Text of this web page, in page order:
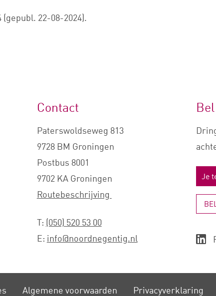
(gepubl. 22-08-2024).
Contact
Paterswoldseweg 813
9728 BM Groningen
Postbus 8001
9702 KA Groningen
Routebeschrijving
T: (050) 520 53 00
E: info@noordnegentig.nl
Algemene voorwaarden Privacy­verklaring